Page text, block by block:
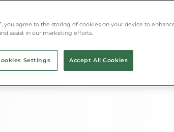
you agree to the storing of cookies on your device to
assist in our marketing efforts.
Settings Accept All Cookies